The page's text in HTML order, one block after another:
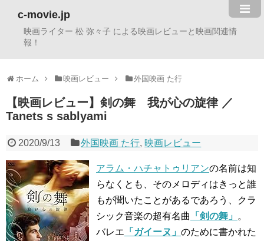
c-movie.jp
映画ライター 松 弥々子 による映画レビューと映画関連情
報！
ホーム 映画レビュー 外国映画 た行
【映画レビュー】剣の舞 我が心の旋律 ／
Tanets s sablyami
2020/9/13 外国映画 た行, 映画レビュー
アラム・ハチャトゥリアンの名前は知
らなくとも、そのメロディはきっと誰
もが聞いたことがあるであろう、クラ
シック音楽の超有名曲
「剣の舞」 。
バレエ 「ガイーヌ」 のために書かれた